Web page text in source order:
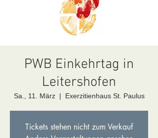
PWB Einkehrtag in
Leitershofen
Sa., 11. März
  |
Exerzitienhaus St. Paulus
Tickets stehen nicht zum Verkauf